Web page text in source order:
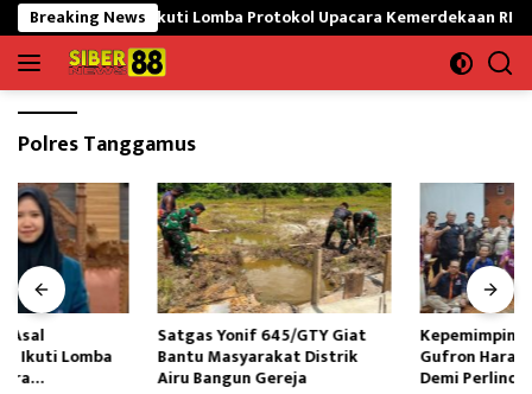
Langsung
ke
konten
Breaking News
Siap Ikuti Lomba Protokol Upacara Kemerdekaan RI Tingkat
Polres Tanggamus
Satgas Yonif 645/GTY Giat
Bantu Masyarakat Distrik
Airu Bangun Gereja ‎
Kepemimpinan LPAI Ganti,M
Gufron Harap Kolaborasi Kuat
Demi Perlindungan Anak